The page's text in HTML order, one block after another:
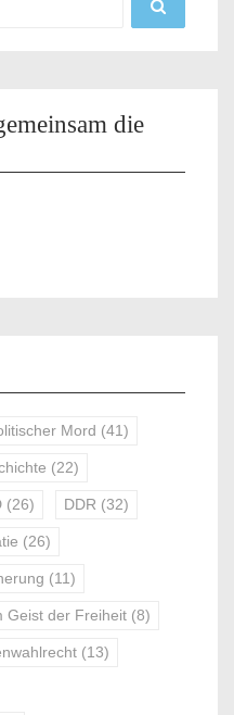
die
Mord (41)
(22)
(26) DDR (32)
(26)
(11)
Geist der Freiheit (8)
(13)